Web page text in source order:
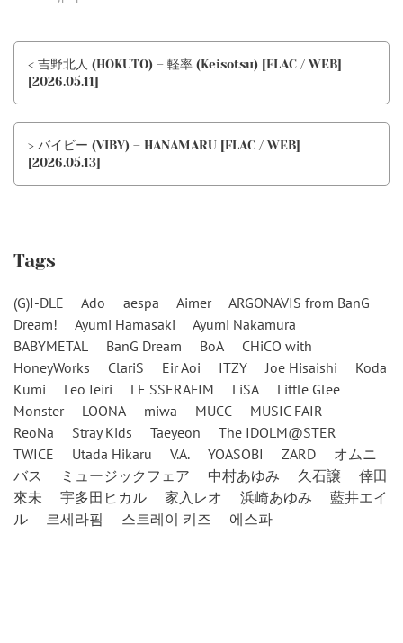
< 吉野北人 (HOKUTO) – 軽率 (Keisotsu) [FLAC / WEB]
[2026.05.11]
> バイビー (VIBY) – HANAMARU [FLAC / WEB]
[2026.05.13]
Tags
(G)I-DLE Ado aespa Aimer
ARGONAVIS from BanG
Dream!
Ayumi Hamasaki
Ayumi Nakamura
BABYMETAL
BanG Dream BoA
CHiCO with
HoneyWorks
ClariS Eir Aoi ITZY Joe Hisaishi
Koda
Kumi
Leo Ieiri LE SSERAFIM LiSA
Little Glee
Monster
LOONA miwa MUCC
MUSIC FAIR
ReoNa
Stray Kids Taeyeon
The IDOLM@STER
TWICE
Utada Hikaru V.A. YOASOBI ZARD
オムニ
バス
ミュージックフェア 中村あゆみ 久石譲
倖田
來未
宇多田ヒカル 家入レオ 浜崎あゆみ
藍井エイ
ル
르세라핌 스트레이 키즈 에스파